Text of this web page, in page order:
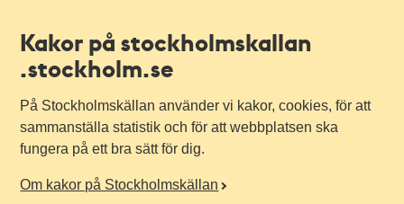
Kakor på stockholmskallan
.stockholm.se
På Stockholmskällan använder vi kakor, cookies, för att
sammanställa statistik och för att webbplatsen ska
fungera på ett bra sätt för dig.
Om kakor på Stockholmskällan